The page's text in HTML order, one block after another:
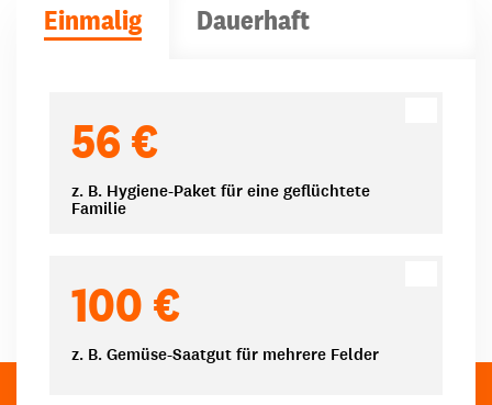
Einmalig Dauerhaft
56 €
z. B. Hygiene-Paket für eine geflüchtete
Familie
100 €
z. B. Gemüse-Saatgut für mehrere Felder